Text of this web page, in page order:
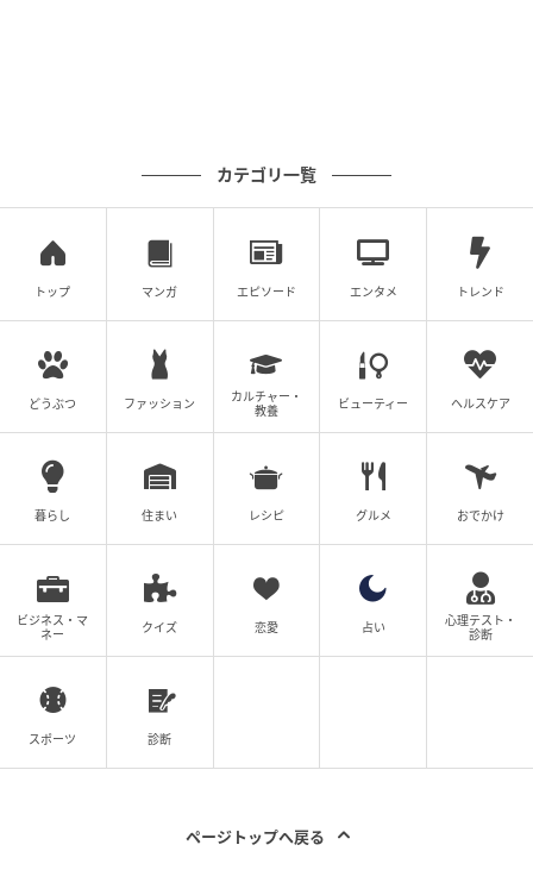
や、販売終了の可能性もございます。最新の商品情報
の個人的感想です。
writer：Kaori.F
元記事で読む
次の記事
えずに挑戦できる「外ハネボブ」がおすすめ
の記事をもっとみる
カテゴリ一覧
トップ マンガ エピソード エンタメ トレンド
どうぶつ ファッション
カルチャー・
教養
ビューティー ヘルスケア
暮らし 住まい レシピ グルメ おでかけ
ビジネス・マ
ネー
クイズ 恋愛 占い
心理テスト・
診断
スポーツ 診断
ページトップへ戻る